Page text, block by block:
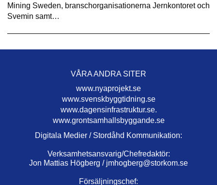
Mining Sweden, branschorganisationerna Jernkontoret och
Svemin samt…
VÅRA ANDRA SITER
www.nyaprojekt.se
www.svenskbyggtidning.se
www.dagensinfrastruktur.se.
www.grontsamhallsbyggande.se
Digitala Medier / Stordåhd Kommunikation:
Verksamhetsansvarig/Chefredaktör:
Jon Mattias Högberg / jmhogberg@storkom.se
Försäljningschef: